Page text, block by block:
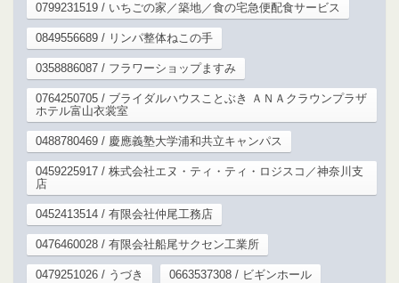
0799231519 / いちごの家／築地／食の宅急便配食サービス
0849556689 / リンパ整体ねこの手
0358886087 / フラワーショップますみ
0764250705 / ブライダルハウスことぶき ＡＮＡクラウンプラザ
ホテル富山衣裳室
0488780469 / 慶應義塾大学浦和共立キャンパス
0459225917 / 株式会社エヌ・ティ・ティ・ロジスコ／神奈川支
店
0452413514 / 有限会社仲尾工務店
0476460028 / 有限会社船尾サクセン工業所
0479251026 / うづき 0663537308 / ビギンホール